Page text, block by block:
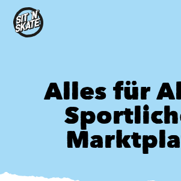
Alles für